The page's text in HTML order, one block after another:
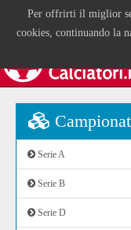
Per offrirti il miglior
cookies, continuando la
Serie A
Serie B
Serie D